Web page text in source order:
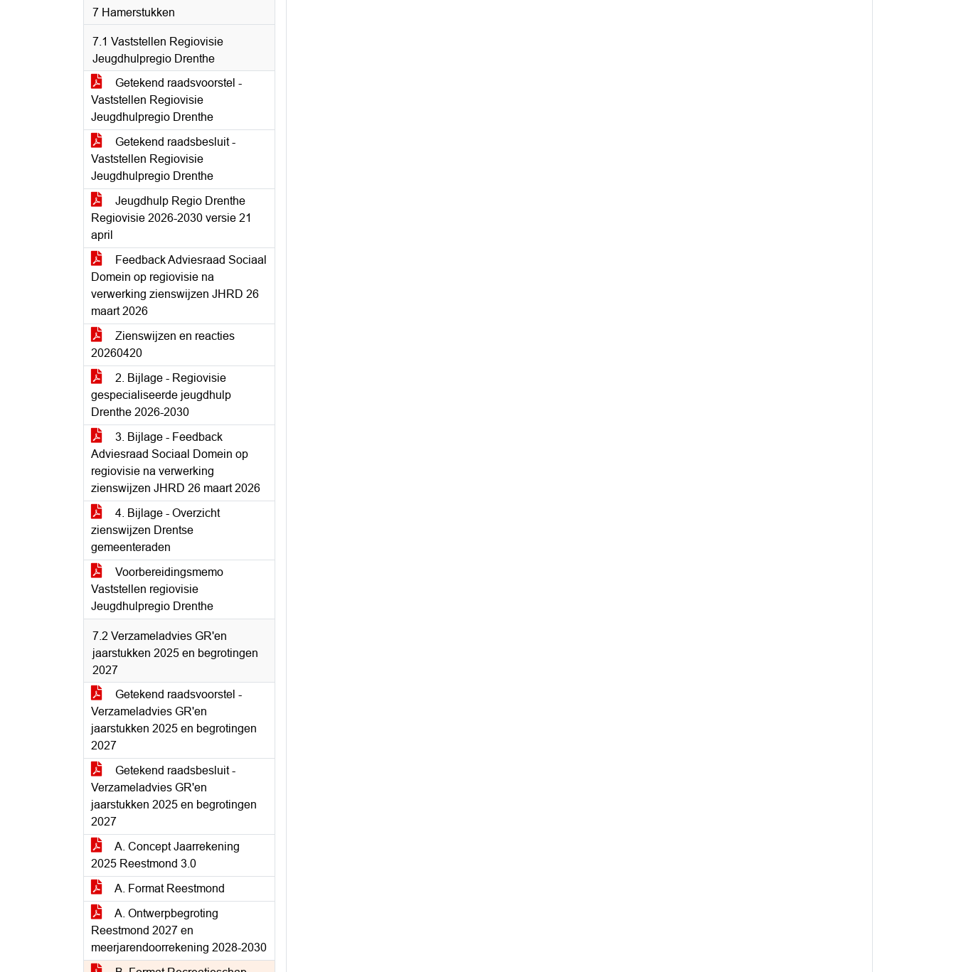
7 Hamerstukken
7.1 Vaststellen Regiovisie
Jeugdhulpregio Drenthe
Getekend raadsvoorstel -
Vaststellen Regiovisie
Jeugdhulpregio Drenthe
Getekend raadsbesluit -
Vaststellen Regiovisie
Jeugdhulpregio Drenthe
Jeugdhulp Regio Drenthe
Regiovisie 2026-2030 versie 21
april
Feedback Adviesraad Sociaal
Domein op regiovisie na
verwerking zienswijzen JHRD 26
maart 2026
Zienswijzen en reacties
20260420
2. Bijlage - Regiovisie
gespecialiseerde jeugdhulp
Drenthe 2026-2030
3. Bijlage - Feedback
Adviesraad Sociaal Domein op
regiovisie na verwerking
zienswijzen JHRD 26 maart 2026
4. Bijlage - Overzicht
zienswijzen Drentse
gemeenteraden
Voorbereidingsmemo
Vaststellen regiovisie
Jeugdhulpregio Drenthe
7.2 Verzameladvies GR'en
jaarstukken 2025 en begrotingen
2027
Getekend raadsvoorstel -
Verzameladvies GR'en
jaarstukken 2025 en begrotingen
2027
Getekend raadsbesluit -
Verzameladvies GR'en
jaarstukken 2025 en begrotingen
2027
A. Concept Jaarrekening
2025 Reestmond 3.0
A. Format Reestmond
A. Ontwerpbegroting
Reestmond 2027 en
meerjarendoorrekening 2028-2030